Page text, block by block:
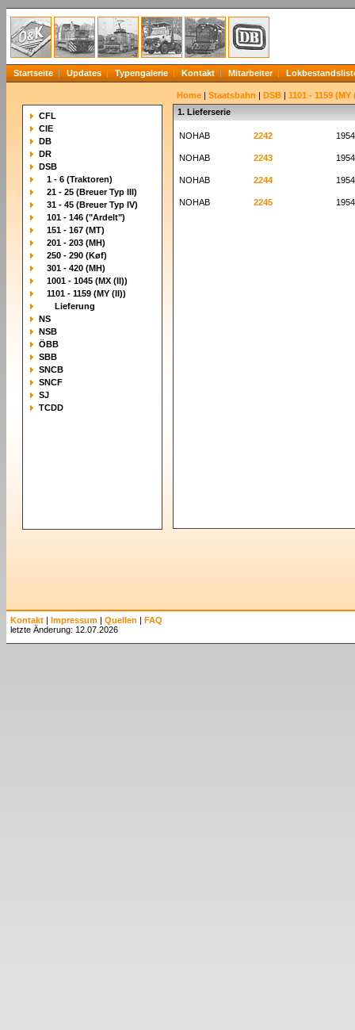
Startseite Updates Typengalerie Kontakt Mitarbeiter
CFL
CIE
DB
DR
DSB
1 - 6 (Traktoren)
21 - 25 (Breuer Typ III)
31 - 45 (Breuer Typ IV)
101 - 146 ("Ardelt")
151 - 167 (MT)
201 - 203 (MH)
250 - 290 (Køf)
301 - 420 (MH)
1001 - 1045 (MX (II))
1101 - 1159 (MY (II))
Lieferung
NS
NSB
ÖBB
SBB
SNCB
SNCF
SJ
TCDD
Home | Staatsbahn | DSB | 1101 - 1159 (MY
1. Lieferserie
NOHAB 2242 1954
NOHAB 2243 1954
NOHAB 2244 1954
NOHAB 2245 1954
Kontakt | Impressum | Quellen | FAQ
letzte Änderung: 12.07.2026